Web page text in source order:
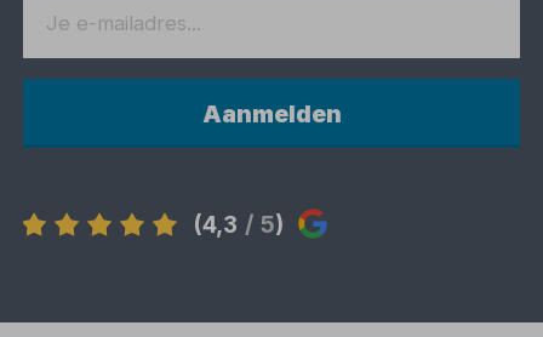
Aanmelden
(4,3 / 5)